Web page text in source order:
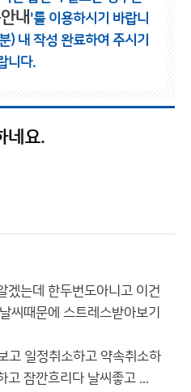
내 '를 이용하시기 바랍니
) 내 작성 완료하여 주시기
니다.
네요.
겠는데 한두번도아니고 이건
씨때문에 스트레스받아보기
고 일정취소하고 약속취소하
고 잠깐흐리다 날씨좋고 ...